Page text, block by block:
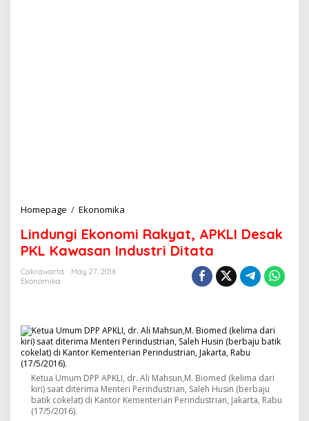
Homepage / Ekonomika
n
d
u
o
n
o
R
Lindungi Ekonomi Rakyat, APKLI Desak
PKL Kawasan Industri Ditata
Cakrawarta
May 27, 2016
Ekonomika
Ketua Umum DPP APKLI, dr. Ali Mahsun,M. Biomed (kelima dari
kiri) saat diterima Menteri Perindustrian, Saleh Husin (berbaju
batik cokelat) di Kantor Kementerian Perindustrian, Jakarta, Rabu
(17/5/2016).